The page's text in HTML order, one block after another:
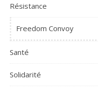
Résistance
Freedom Convoy
Santé
Solidarité